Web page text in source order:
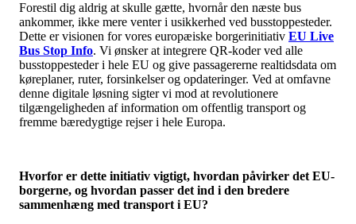
Forestil dig aldrig at skulle gætte, hvornår den næste bus
ankommer, ikke mere venter i usikkerhed ved busstoppesteder.
Dette er visionen for vores europæiske borgerinitiativ EU Live
Bus Stop Info. Vi ønsker at integrere QR-koder ved alle
busstoppesteder i hele EU og give passagererne realtidsdata om
køreplaner, ruter, forsinkelser og opdateringer. Ved at omfavne
denne digitale løsning sigter vi mod at revolutionere
tilgængeligheden af information om offentlig transport og
fremme bæredygtige rejser i hele Europa.
Hvorfor er dette initiativ vigtigt, hvordan påvirker det EU-
borgerne, og hvordan passer det ind i den bredere
sammenhæng med transport i EU?